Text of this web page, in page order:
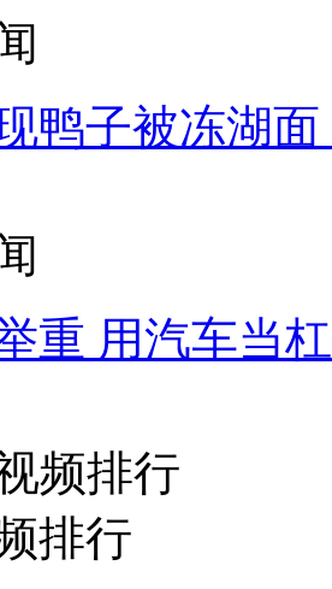
鸭子被冻湖
重 用汽车当
频排行
排行